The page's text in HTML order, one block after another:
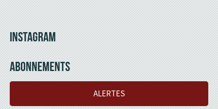
INSTAGRAM
ABONNEMENTS
ALERTES